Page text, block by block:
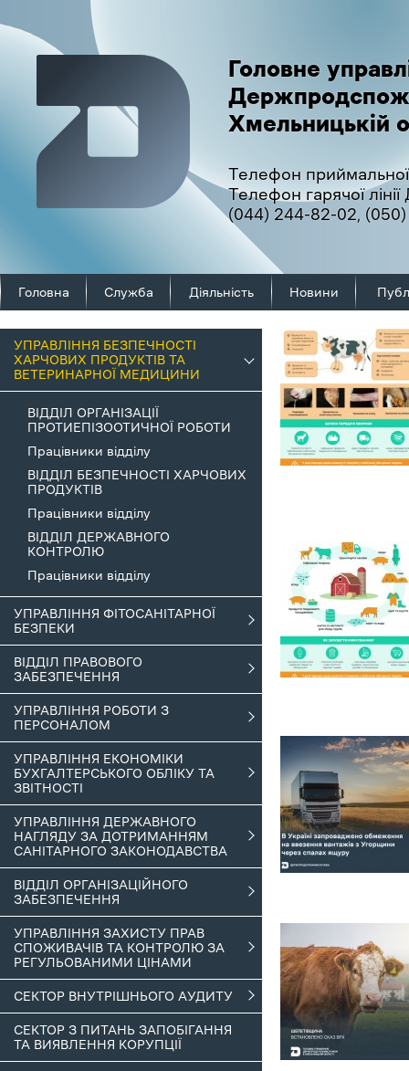
Головне
Хмельницькій
Телефон
Телефон гарячої
(044) 244-82-02,
Головна Служба Діяльність Новини
УПРАВЛІННЯ БЕЗПЕЧНОСТІ
ХАРЧОВИХ ПРОДУКТІВ ТА
ВЕТЕРИНАРНОЇ МЕДИЦИНИ
ВІДДІЛ ОРГАНІЗАЦІЇ
ПРОТИЕПІЗООТИЧНОЇ РОБОТИ
Працівники відділу
ВІДДІЛ БЕЗПЕЧНОСТІ ХАРЧОВИХ
ПРОДУКТІВ
Працівники відділу
ВІДДІЛ ДЕРЖАВНОГО
КОНТРОЛЮ
Працівники відділу
УПРАВЛІННЯ ФІТОСАНІТАРНОЇ
БЕЗПЕКИ
ВІДДІЛ ПРАВОВОГО
ЗАБЕЗПЕЧЕННЯ
УПРАВЛІННЯ РОБОТИ З
ПЕРСОНАЛОМ
УПРАВЛІННЯ ЕКОНОМІКИ
БУХГАЛТЕРСЬКОГО ОБЛІКУ ТА
ЗВІТНОСТІ
УПРАВЛІННЯ ДЕРЖАВНОГО
НАГЛЯДУ ЗА ДОТРИМАННЯМ
САНІТАРНОГО ЗАКОНОДАВСТВА
ВІДДІЛ ОРГАНІЗАЦІЙНОГО
ЗАБЕЗПЕЧЕННЯ
УПРАВЛІННЯ ЗАХИСТУ ПРАВ
СПОЖИВАЧІВ ТА КОНТРОЛЮ ЗА
РЕГУЛЬОВАНИМИ ЦІНАМИ
СЕКТОР ВНУТРІШНЬОГО АУДИТУ
СЕКТОР З ПИТАНЬ ЗАПОБІГАННЯ
ТА ВИЯВЛЕННЯ КОРУПЦІЇ